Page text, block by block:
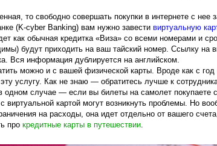
то свободно совершать покупки в интернете с
(K-cyber Banking) вам нужно завести виртуальную
как обычная кредитка «Виза» со всеми номерами и
будут приходить на ваш тайский номер. Ссылку на
Вся информация дублируется на английском.
можно и с вашей физической карты. Вроде как с
услугу. Как не знаю — обратитесь лучше к
одном случае — если вы билеты на самолет покупаете
виртуальной картой могут возникнуть проблемы. Но
на расходы, она идет отдельно от вашего
про кредитные карты в путешествии.